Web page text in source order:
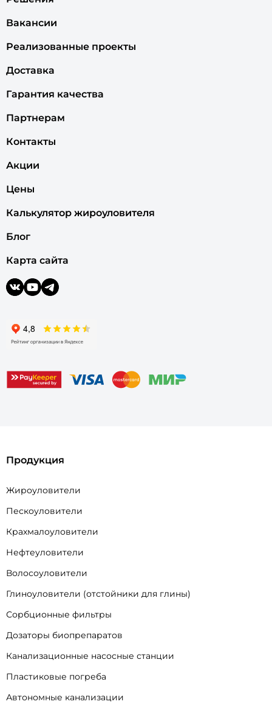
Вакансии
Реализованные проекты
Доставка
Гарантия качества
Партнерам
Контакты
Акции
Цены
Калькулятор жироуловителя
Блог
Карта сайта
Продукция
Жироуловители
Пескоуловители
Крахмалоуловители
Нефтеуловители
Волосоуловители
Глиноуловители (отстойники для глины)
Сорбционные фильтры
Дозаторы биопрепаратов
Канализационные насосные станции
Пластиковые погреба
Автономные канализации